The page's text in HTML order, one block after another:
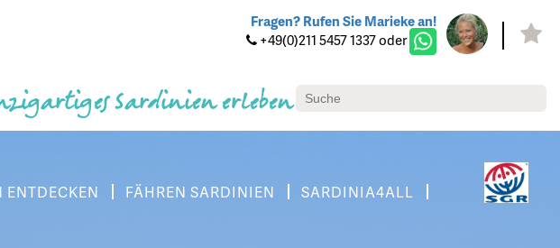
Fragen? Rufen Sie Marieke an!
+49(0)211 5457 1337 oder
Sardinien erleben
FÄHREN SARDINIEN
SARDINIA4ALL